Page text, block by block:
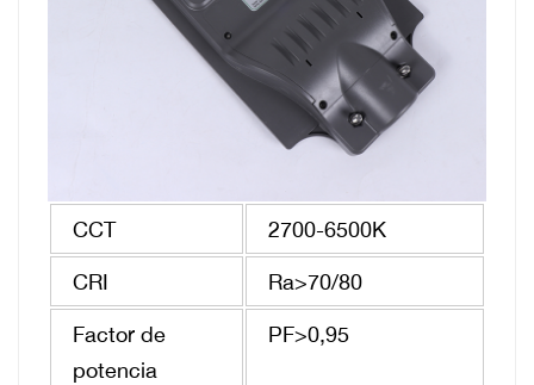
CCT
2700-6500K
CRI
Ra>70/80
Factor de
potencia
PF>0,95